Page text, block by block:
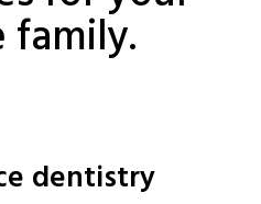
dentistry